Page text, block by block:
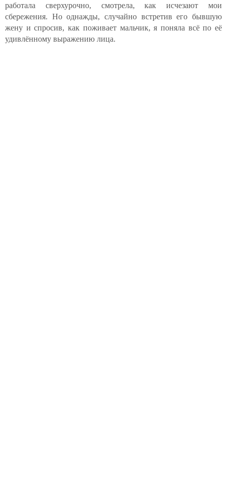
работала сверхурочно, смотрела, как исчезают мои
сбережения. Но однажды, случайно встретив его бывшую
жену и спросив, как поживает мальчик, я поняла всё по её
удивлённому выражению лица.